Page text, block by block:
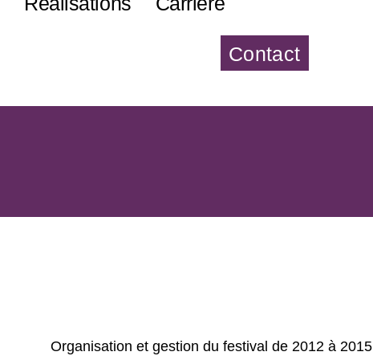
Contact
Organisation et gestion du festival de 2012 à 2015